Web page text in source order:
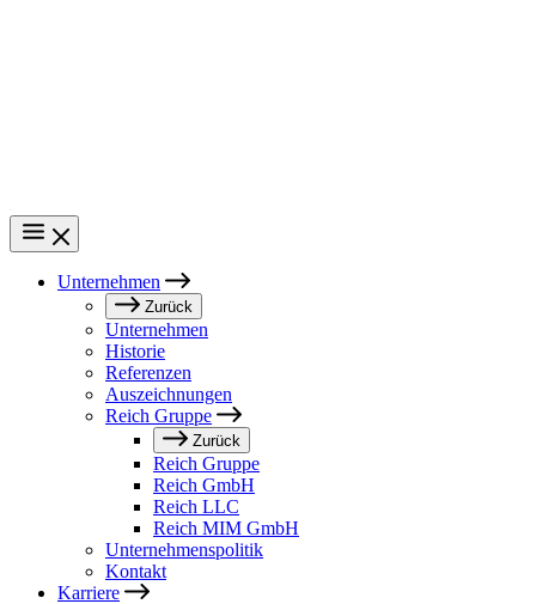
navigation
Unternehmen
Zurück
Unternehmen
Historie
Referenzen
Auszeichnungen
Reich Gruppe
Zurück
Reich Gruppe
Reich GmbH
Reich LLC
Reich MIM GmbH
Unternehmenspolitik
Kontakt
Karriere